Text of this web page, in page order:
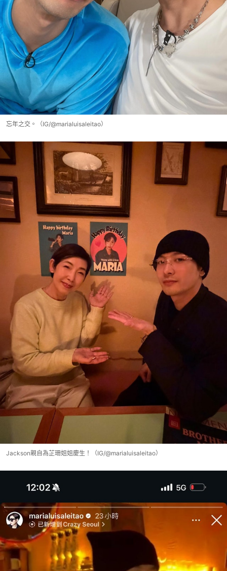
忘年之交。（IG/@marialuisaleitao）
Jackson親自為芷珊姐姐慶生！（IG/@marialuisaleitao）